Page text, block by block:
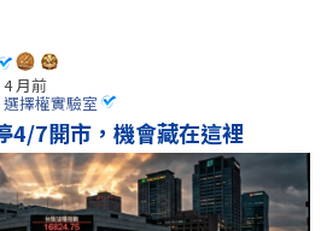
月前
擇權實驗室
4/7開市，機會藏在這裡